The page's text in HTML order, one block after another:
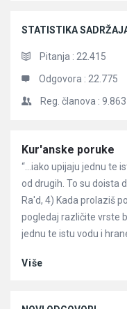
STATISTIKA
Pitanja : 22.415
Odgovora : 22.775
Reg. članova : 9.863
Članci
Kur'anske poruke
“…iako upijaju jednu te
od drugih. To su doista
Ra'd, 4) Kada prolaziš
pogledaj različite vrste
jednu te istu vodu i
Više